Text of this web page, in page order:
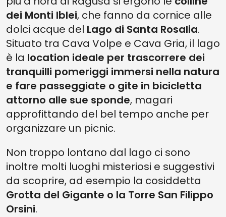
dei Monti Iblei, che fanno da cornice alle
dolci acque del Lago di Santa Rosalia.
Situato tra Cava Volpe e Cava Gria, il lago
è la location ideale per trascorrere dei
tranquilli pomeriggi immersi nella natura
e fare passeggiate o gite in bicicletta
attorno alle sue sponde, magari
approfittando del bel tempo anche per
organizzare un picnic.
Non troppo lontano dal lago ci sono
inoltre molti luoghi misteriosi e suggestivi
da scoprire, ad esempio la cosiddetta
Grotta del Gigante o la Torre San Filippo
Orsini.